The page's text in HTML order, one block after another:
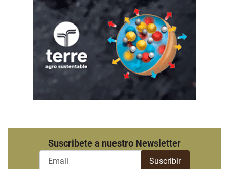
Suscribete a nuestro Newsletter